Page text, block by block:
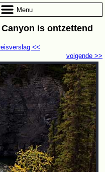
is ontzettend
volgende >>
<<
Menu